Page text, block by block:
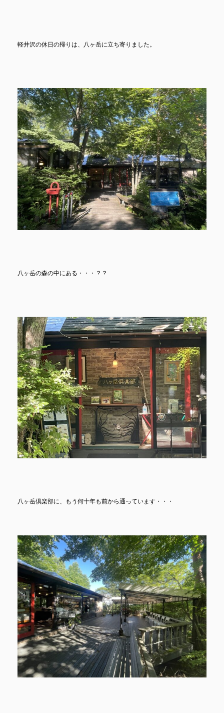
軽井沢の休日の帰りは、八ヶ岳に立ち寄りました。
八ヶ岳の森の中にある・・・？？
八ヶ岳倶楽部に、もう何十年も前から通っています・・・